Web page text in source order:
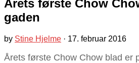
Årets første Chow
gaden
by Stine Hjelme · 17. februar 2016
Årets første Chow Chow blad er